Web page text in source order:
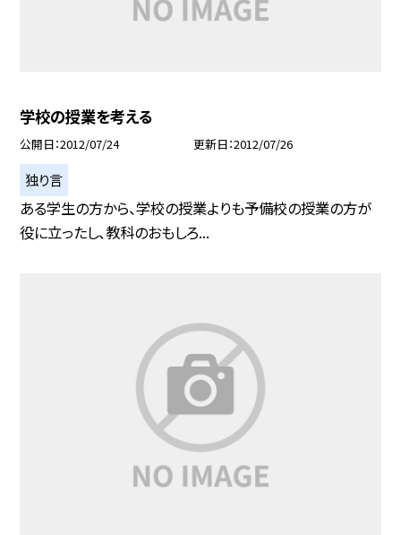
学校の授業を考える
公開日 2012/07/24 更新日 2012/07/26
独り言
ある学生の方から、学校の授業よりも予備校の授業の方が
役に立ったし、教科のおもしろ...